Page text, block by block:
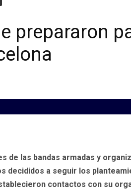
prepararon
de las bandas armadas y
decididos a seguir los
contactos con su